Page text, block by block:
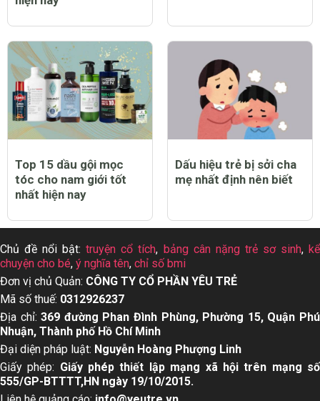
Top 15 dầu gội mọc
tóc cho nam giới tốt
nhất hiện nay
Dấu hiệu trẻ bị sởi cha
mẹ nhất định nên biết
Chủ đề nổi bật:truyện cổ tích, bảng cân nặng trẻ sơ sinh, kể
chuyện cho bé, ý nghĩa tên, chỉ số bmi
Đơn vị chủ Quản: CÔNG TY CỔ PHẦN YÊU TRẺ
Mã số thuế: 0312926237
Địa chỉ:369 đường Phan Đình Phùng, Phường 15, Quận Phú
Nhuận, Thành phố Hồ Chí Minh
Đại diện pháp luật: Nguyễn Hoàng Phượng Linh
Giấy phép: Giấy phép thiết lập mạng xã hội trên mạng số
555/GP-BTTTT,HN ngày 19/10/2015.